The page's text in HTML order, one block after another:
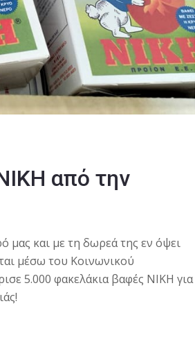
από την
μας και με τη δωρεά της εν όψει
μέσω του Κοινωνικού
5.000 φακελάκια βαφές ΝΙΚΗ για